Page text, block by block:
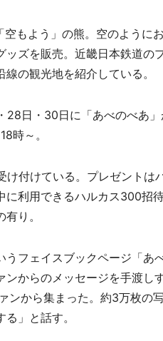
もよう」の熊。空のように
ズを販売。近畿日本鉄道の
の観光地を紹介している。
日・30日に「あべのべあ
時～。
付けている。プレゼントは
利用できるハルカス300招
り。
フェイスブックページ「あ
からのメッセージを手渡し
ンから集まった。約3万枚の
」と話す。